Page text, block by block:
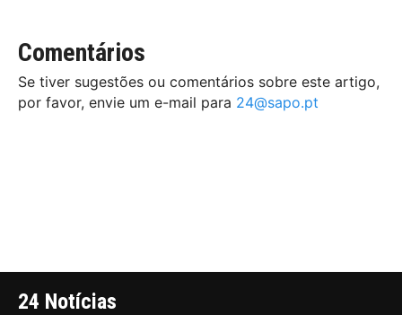
Comentários
Se tiver sugestões ou comentários sobre este artigo,
por favor, envie um e-mail para ​ 24@sapo.pt
24 Notícias